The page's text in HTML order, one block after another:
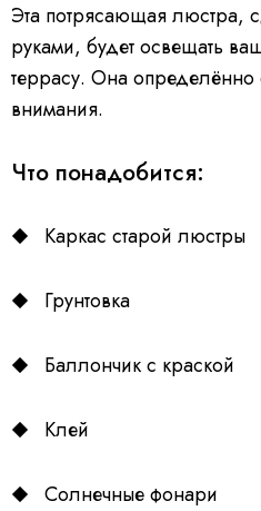
Эта потрясающая люстра,
руками, будет освещать
террасу. Она определённо
внимания.
Что понадобится:
Каркас старой люстры
Грунтовка
Баллончик с краской
Клей
Солнечные фонари